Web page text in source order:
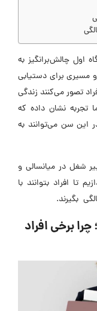
اول چالش‌برانگیز به
و مسیری برای دستیابی
تصور می‌کنند زندگی
تجربه نشان داده که
این سن می‌توانند به
شغل در میانسالی و
تا افراد بتوانند با
برخی افراد